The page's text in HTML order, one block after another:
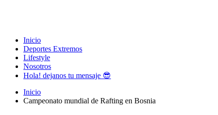
Inicio
Deportes Extremos
Lifestyle
Nosotros
Hola! dejanos tu mensaje 😎
Inicio
Campeonato mundial de Rafting en Bosnia